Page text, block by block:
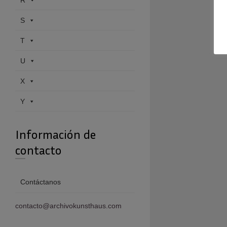
S
T
U
X
Y
Información de
contacto
Contáctanos
contacto@archivokunsthaus.com